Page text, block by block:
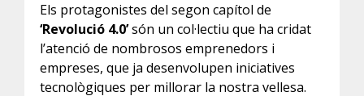
Els protagonistes del segon capítol de
‘Revolució 4.0’són un col·lectiu que ha cridat
l’atenció de nombrosos emprenedors i
empreses, que ja desenvolupen iniciatives
tecnològiques per millorar la nostra vellesa.